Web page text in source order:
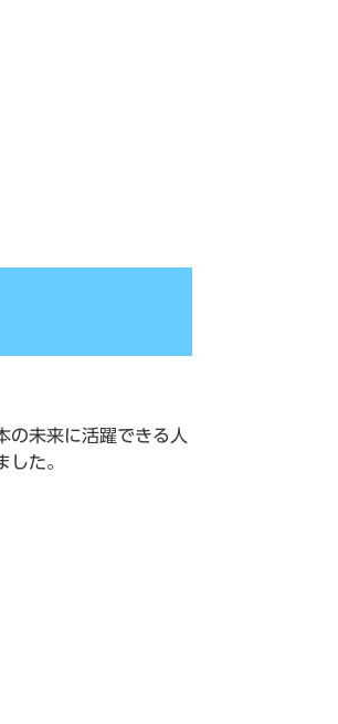
未来に活躍できる人
た。